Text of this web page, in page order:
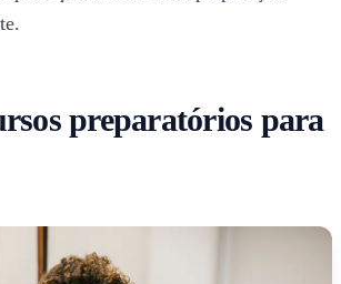
preparatórios para